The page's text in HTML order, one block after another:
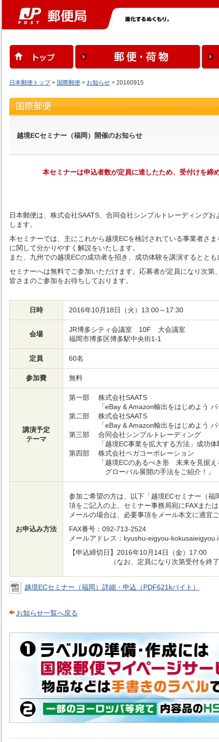
日本郵便トップ> 国際郵便 > お知らせ > 20160915
越境ECセミナー（福岡）開催のお知らせ
本セミナーは申込者数が定員に達したため、受付けを締
日本郵便は、株式会社SAATS、合同会社シンプルトレーディング
します。
本セミナーでは、主にこれから越境ECを検討されている事業者さ
に関して分かりやすく解説をいたします。
また、九州での越境ECの成功者を招き、成功体験を講演するとと
セミナーへは無料でご参加いただけます。応募者が定員になり次第
皆さまのご参加をお待ちしております。
日時 2016年10月18日（火）13:00～17:30
会場
JR博多シティ会議室 10F 大会議室
福岡市博多区博多駅中央街1-1
定員 60名
参加費 無料
講演予定
テーマ
第一部
株式会社SAATS
「eBay & Amazon輸出をはじめよう
第二部
株式会社SAATS
「eBay & Amazon輸出をはじめよう
第三部
合同会社シンプルトレーディング
「越境EC事業を拡大する方法」成功体
第四部
株式会社ベガコーポレーション
「越境ECのあるべき形 未来を見据え
グローバル展開の手法をご紹介！」
お申込み方法
参加ご希望の方は、以下「越境ECセミナー（
項をご記入の上、セミナー事務局宛にFAXまた
メールの場合は、必要事項をメール本文に適宜
FAX番号：092-713-2524
メールアドレス：kyushu-eigyou-
【申込締切日】2016年10月14日（金）17:00
（なお、定員になり次第受付を終了い
越境ECセミナー（福岡）詳細・申込（PDF621kバイト）
お知らせ一覧へ戻る